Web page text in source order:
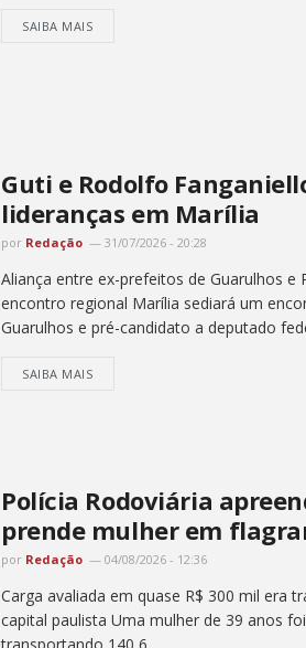
SAIBA MAIS
Guti e Rodolfo
lideranças em Marília
por Redação 31/07/2026 - 20:28
Aliança entre ex-prefeitos de Guarulhos
encontro regional Marília sediará um
Guarulhos e pré-candidato a deputado
SAIBA MAIS
Polícia Rodoviária
prende mulher em
por Redação 04/08/2026 - 12:36
Carga avaliada em quase R$ 300 mil era
capital paulista Uma mulher de 39 anos